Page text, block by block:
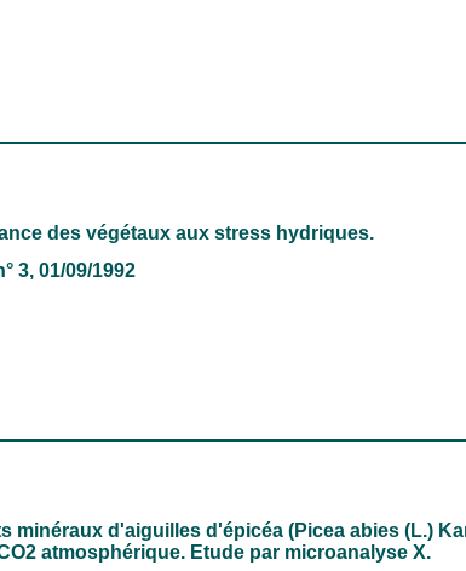
des végétaux aux stress hydriques.
3, 01/09/1992
minéraux d'aiguilles d'épicéa (Picea abies (L.)
atmosphérique. Etude par microanalyse X.